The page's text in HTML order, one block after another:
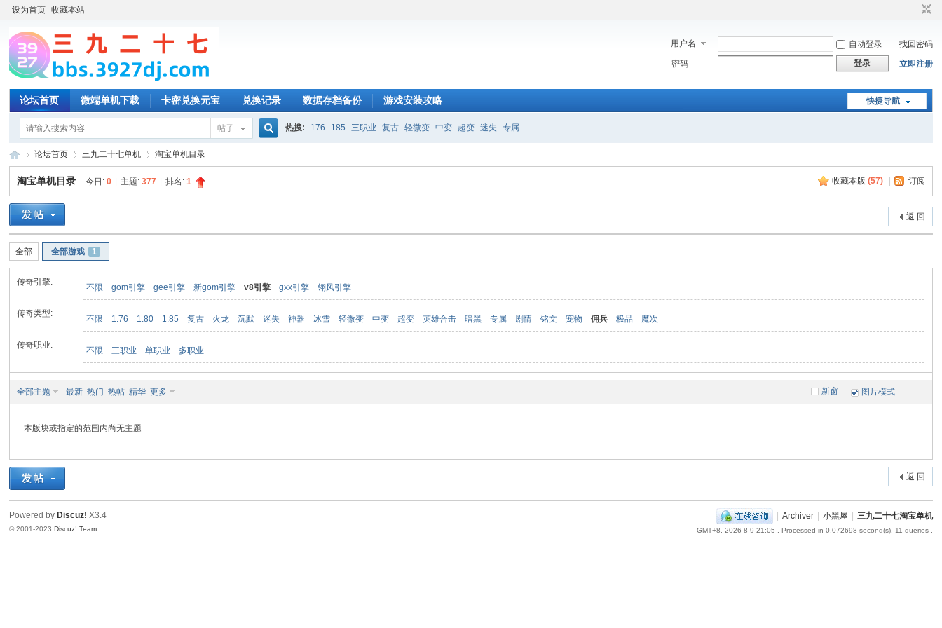
设为首页 收藏本站
用户名 自动登录
找回密码
密码
登录 立即注册
快捷导航
论坛首页 微端单机下载 卡密兑换元宝 兑换记录 数据存档备份 游戏安装攻略
帖子 热搜: 176 185 三职业 复古 轻微变 中变 超变 迷失 专属
»
论坛首页 三九二十七单机 淘宝单机目录
收藏本版 (57) 订阅
淘宝单机目录 今日:0 主题:377 排名:1
返 回
全部 全部游戏 1
传奇引擎:
不限 gom引擎 gee引擎 新gom引擎 v8引擎 gxx引擎 翎风引擎
传奇类型:
不限 1.76 1.80 1.85 复古 火龙 沉默 迷失 神器 冰雪 轻微变 中变 超变 英雄合击 暗黑 专属 剧情 铭文 宠物 佣兵 极品 魔次
传奇职业:
不限 三职业 单职业 多职业
新窗
全部主题 最新 热门 热帖 精华 更多 图片模式
本版块或指定的范围内尚无主题
返 回
| Archiver | 小黑屋 | 三九二十七淘宝单机
GMT+8, 2026-8-9 21:05 , Processed in 0.072698 second(s), 11 queries .
Powered by Discuz! X3.4
© 2001-2023Discuz! Team